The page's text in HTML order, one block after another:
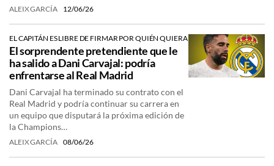
ALEIX GARCÍA 12/06/26
EL CAPITÁN ES LIBRE DE FIRMAR POR QUIÉN QUIERA
El sorprendente pretendiente que le
ha salido a Dani Carvajal: podría
enfrentarse al Real Madrid
Dani Carvajal ha terminado su contrato con el
Real Madrid y podría continuar su carrera en
un equipo que disputará la próxima edición de
la Champions…
ALEIX GARCÍA 08/06/26